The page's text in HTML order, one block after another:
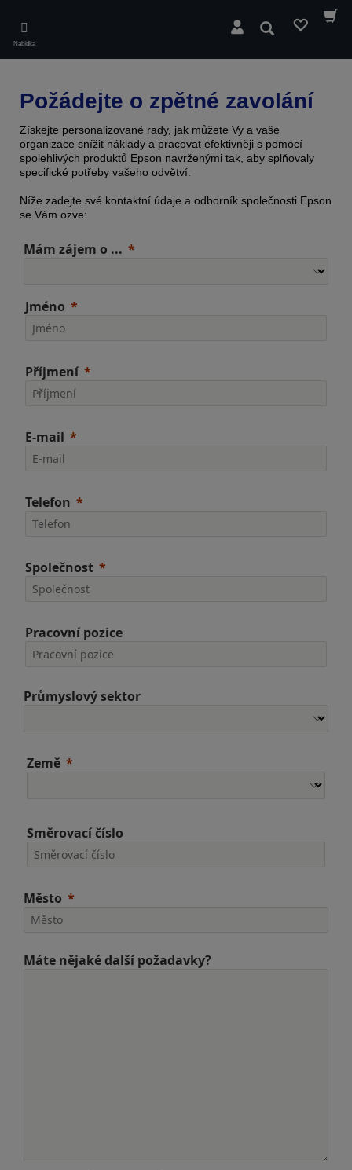
main
content
Nabídka
Hledat
Požádejte o zpětné zavolání
Získejte personalizované rady, jak můžete Vy a vaše
organizace snížit náklady a pracovat efektivněji s pomocí
spolehlivých produktů Epson navrženými tak, aby splňovaly
specifické potřeby vašeho odvětví.
Níže zadejte své kontaktní údaje a odborník společnosti Epson
se Vám ozve:
Mám zájem o ...
Jméno
Příjmení
E-mail
Telefon
Společnost
Pracovní pozice
Průmyslový sektor
Země
Směrovací číslo
Město
Máte nějaké další požadavky?